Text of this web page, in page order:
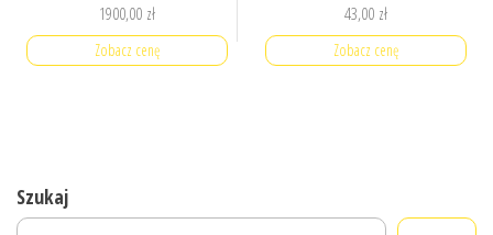
1900,00 zł
Zobacz cenę
43,00 zł
Zobacz cenę
Szukaj